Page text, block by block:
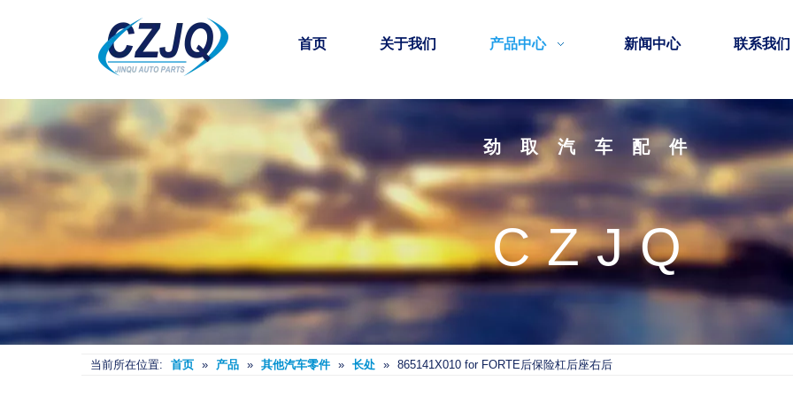
首页 关于我们 产品中心 新闻中心 联系我们
劲取汽车配件
CZJQ
当前所在位置: 首页 » 产品 » 其他汽车零件 » 长处 » 865141X010 for FORTE后保险杠后座右后